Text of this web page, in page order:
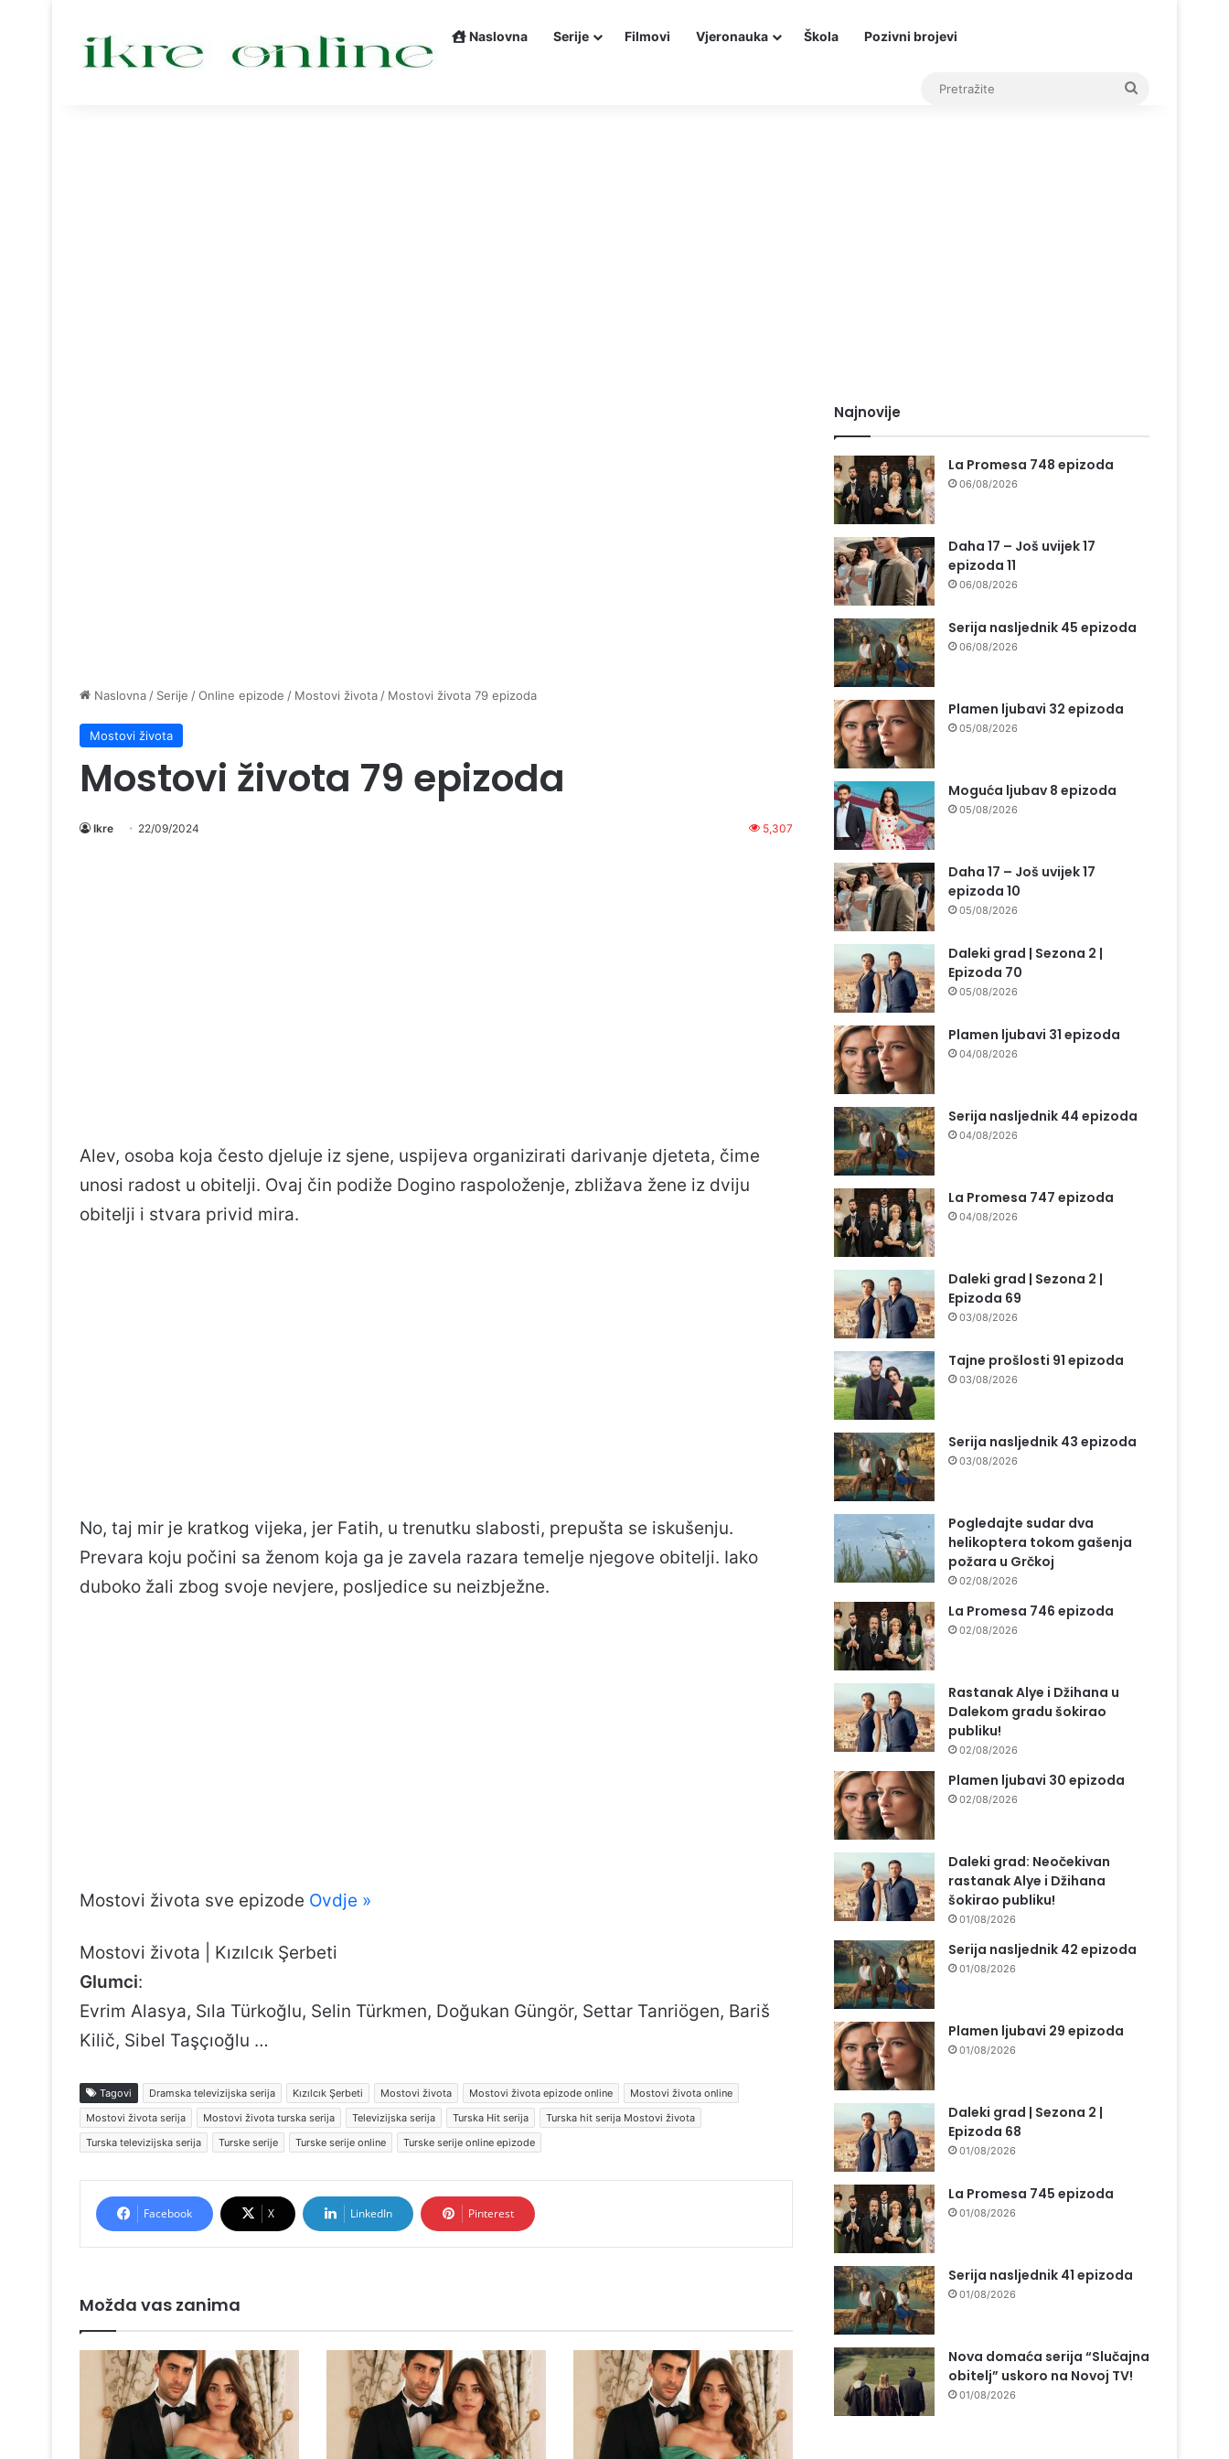
Naslovna Serije Filmovi Vjeronauka Škola Pozivni brojevi
Naslovna / Serije /Online epizode / Mostovi života / Mostovi života 79 epizoda
Mostovi života
Mostovi života 79 epizoda
Ikre 22/09/2024 5,307
Alev, osoba koja često djeluje iz sjene, uspijeva organizirati darivanje djeteta, čime
unosi radost u obitelji. Ovaj čin podiže Dogino raspoloženje, zbližava žene iz dviju
obitelji i stvara privid mira.
No, taj mir je kratkog vijeka, jer Fatih, u trenutku slabosti, prepušta se iskušenju.
Prevara koju počini sa ženom koja ga je zavela razara temelje njegove obitelji. Iako
duboko žali zbog svoje nevjere, posljedice su neizbježne.
Mostovi života sve epizode Ovdje »
Mostovi života | Kızılcık Şerbeti
Glumci:
Evrim Alasya, Sıla Türkoğlu, Selin Türkmen, Doğukan Güngör, Settar Tanriögen, Bariš
Kilič, Sibel Taşçıoğlu …
Tagovi Dramska televizijska serija Kızılcık Şerbeti Mostovi života Mostovi života epizode online
Mostovi života online
Mostovi života serija
Mostovi života turska serija Televizijska serija Turska Hit serija
Turska hit serija Mostovi života
Turska televizijska serija
Turske serije Turske serije online Turske serije online epizode
Facebook X LinkedIn Pinterest
Možda vas zanima
Najnovije
La Promesa 748 epizoda
06/08/2026
Daha 17 – Još uvijek 17
epizoda 11
06/08/2026
Serija nasljednik 45 epizoda
06/08/2026
Plamen ljubavi 32 epizoda
05/08/2026
Moguća ljubav 8 epizoda
05/08/2026
Daha 17 – Još uvijek 17
epizoda 10
05/08/2026
Daleki grad | Sezona 2 |
Epizoda 70
05/08/2026
Plamen ljubavi 31 epizoda
04/08/2026
Serija nasljednik 44 epizoda
04/08/2026
La Promesa 747 epizoda
04/08/2026
Daleki grad | Sezona 2 |
Epizoda 69
03/08/2026
Tajne prošlosti 91 epizoda
03/08/2026
Serija nasljednik 43 epizoda
03/08/2026
Pogledajte sudar dva
helikoptera tokom gašenja
požara u Grčkoj
02/08/2026
La Promesa 746 epizoda
02/08/2026
Rastanak Alye i Džihana u
Dalekom gradu šokirao
publiku!
02/08/2026
Plamen ljubavi 30 epizoda
02/08/2026
Daleki grad: Neočekivan
rastanak Alye i Džihana
šokirao publiku!
01/08/2026
Serija nasljednik 42 epizoda
01/08/2026
Plamen ljubavi 29 epizoda
01/08/2026
Daleki grad | Sezona 2 |
Epizoda 68
01/08/2026
La Promesa 745 epizoda
01/08/2026
Serija nasljednik 41 epizoda
01/08/2026
Nova domaća serija “Slučajna
obitelj” uskoro na Novoj TV!
01/08/2026